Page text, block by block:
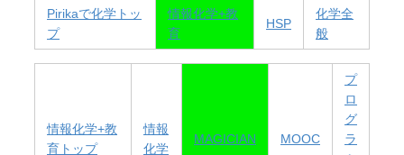
Pirikaで化学トッ
プ
情報化学+教
育
HSP
化学全
般
情報化学+教
育トップ
情報
化学
MAGICIAN MOOC
プ
ロ
グ
ラ